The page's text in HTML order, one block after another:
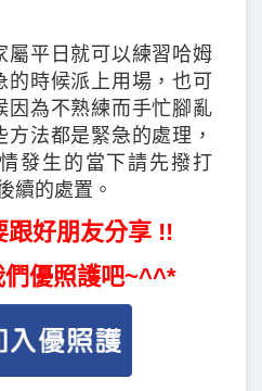
屬平日就可以練習哈姆
的時候派上用場，也可
因為不熟練而手忙腳亂
法都是緊急的處理，
發生的當下請先撥打
續的處置。
跟好朋友分享 !!
們優照護吧~^^*